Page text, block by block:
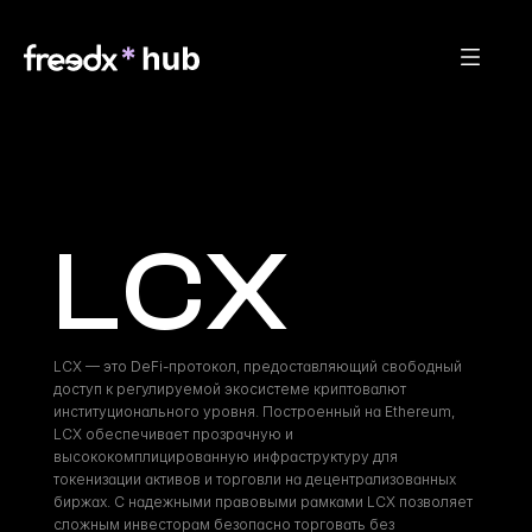
LCX
LCX — это DeFi-протокол, предоставляющий свободный
доступ к регулируемой экосистеме криптовалют
институционального уровня. Построенный на Ethereum,
LCX обеспечивает прозрачную и
высококомплицированную инфраструктуру для
токенизации активов и торговли на децентрализованных
биржах. С надежными правовыми рамками LCX позволяет
сложным инвесторам безопасно торговать без